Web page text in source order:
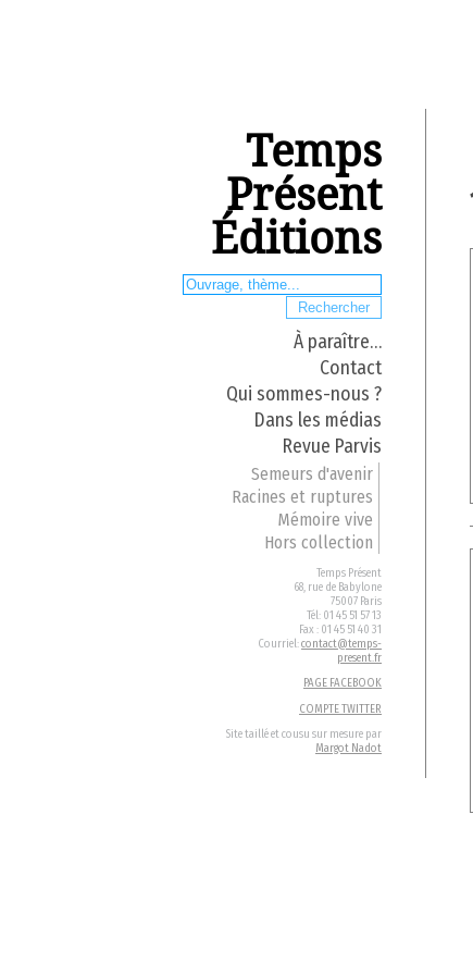
Temps
Présent
Éditions
À paraître…
Contact
Qui sommes-nous ?
Dans les médias
Revue Parvis
Semeurs d'avenir
Racines et ruptures
Mémoire vive
Hors collection
Temps Présent
68, rue de Babylone
75007 Paris
Tél: 01 45 51 57 13
Fax : 01 45 51 40 31
Courriel:contact@temps-
present.fr
PAGE FACEBOOK
COMPTE TWITTER
Site taillé et cousu sur mesure par
Margot Nadot